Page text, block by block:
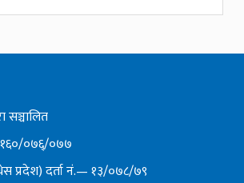
सञ्चालित
०७६्/०७७
प्रदेश) दर्ता नं.— १३/०७८/७९